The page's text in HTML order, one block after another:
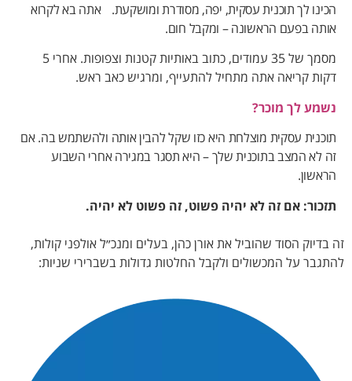
הכינו לך תוכנית עסקית, יפה, מסודרת ומושקעת. אתה בא לקרוא
אותה בפעם הראשונה – ומקבל חום.
מסמך של 35 עמודים, כתוב באותיות קטנות וצפופות. אחרי 5
דקות קריאה אתה מתחיל להתעייף, ומרגיש כאב ראש.
נשמע לך מוכר?
תוכנית עסקית מוצלחת היא כזו שקל להבין אותה ולהשתמש בה.אם
זה לא המצב בתוכנית שלך – היא תסגר במגירה אחרי השבוע
הראשון.
תזכור: אם זה לא יהיה פשוט, זה פשוט לא יהיה.
זה בדיוק הסוד שהוביל את אורן כהן, בעלים ומנכ״ל אולפני קולות,
להתגבר על המכשולים ולקבל החלטות גדולות בשברירי שניות: